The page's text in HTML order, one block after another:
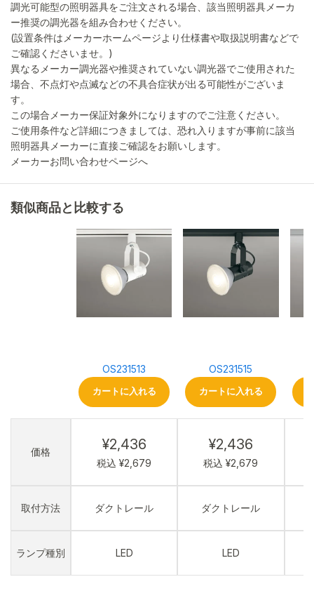
調光可能型の照明器具をご注文される場合、該当照明器具メーカ
ー推奨の調光器を組み合わせください。
(設置条件はメーカーホームページより仕様書や取扱説明書などで
ご確認くださいませ。)
異なるメーカー調光器や推奨されていない調光器でご使用された
場合、不点灯や点滅などの不具合症状が出る可能性がございま
す。
この場合メーカー保証対象外になりますのでご注意ください。
ご使用条件など詳細につきましては、恐れ入りますが事前に該当
照明器具メーカーに直接ご確認をお願いします。
メーカーお問い合わせページへ
類似商品と比較する
価格
取付方法
ランプ種別
OS231513
カートに入れる
¥2,436
税込 ¥2,679
ダクトレール
LED
OS231515
カートに入れる
¥2,436
税込 ¥2,679
ダクトレール
LED